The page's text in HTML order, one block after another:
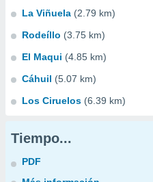
La Viñuela (2.79 km)
Rodeíllo (3.75 km)
El Maqui (4.85 km)
Cáhuil (5.07 km)
Los Ciruelos (6.39 km)
Tiempo...
PDF